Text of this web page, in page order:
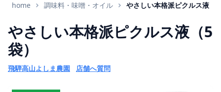
home 調味料・味噌・オイル やさしい本格派ピクルス液
やさしい本格派ピクルス液（5
袋）
飛騨高山よしま農園 店舗へ質問